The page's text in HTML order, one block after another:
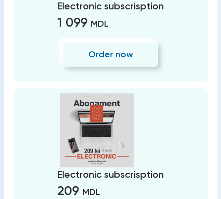
Electronic subscrisption
1 099 MDL
Order now
Electronic subscrisption
209 MDL